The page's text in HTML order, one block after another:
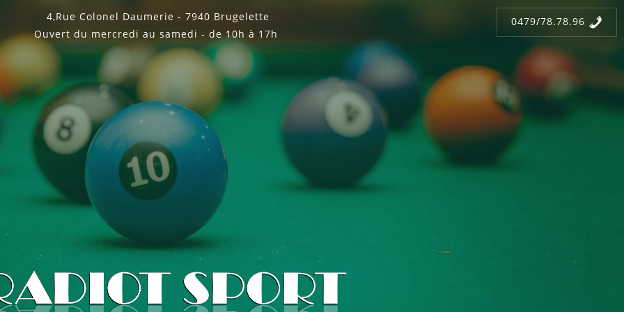
4,Rue Colonel Daumerie - 7940 Brugelette
Ouvert du mercredi au samedi - de 10h à 17h
0479/78.78.96